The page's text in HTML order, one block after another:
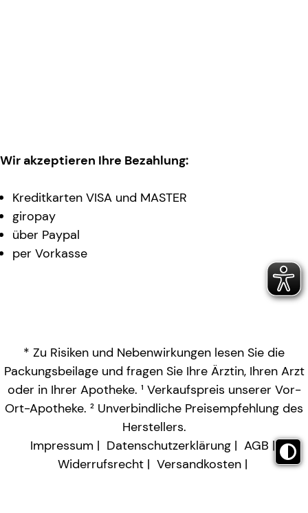
Wir akzeptieren Ihre Bezahlung:
Kreditkarten VISA und MASTER
giropay
über Paypal
per Vorkasse
* Zu Risiken und Nebenwirkungen lesen Sie die
Packungsbeilage und fragen Sie Ihre Ärztin, Ihren Arzt
oder in Ihrer Apotheke. ¹ Verkaufspreis unserer Vor-
Ort-Apotheke. ² Unverbindliche Preisempfehlung des
Herstellers.
Impressum
Datenschutzerklärung
AGB
Widerrufsrecht
Versandkosten